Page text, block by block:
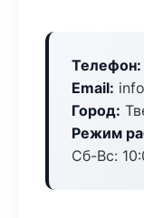
Телефон:
Email:
Город:
Режим
Сб-Вс: